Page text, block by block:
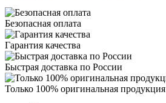
Безопасная оплата
Гарантия качества
Быстрая доставка по России
Только 100% оригинальная продукция